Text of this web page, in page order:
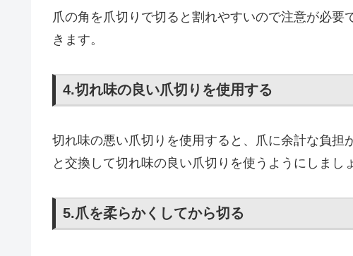
爪の角を爪切りで切ると割れやすいので注意が必
きます。
4.切れ味の良い爪切りを使用する
切れ味の悪い爪切りを使用すると、爪に余計な負担
と交換して切れ味の良い爪切りを使うようにしまし
5.爪を柔らかくしてから切る